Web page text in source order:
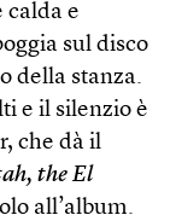
calda e
sul disco
della stanza.
e il silenzio è
che dà il
the El
all’album.